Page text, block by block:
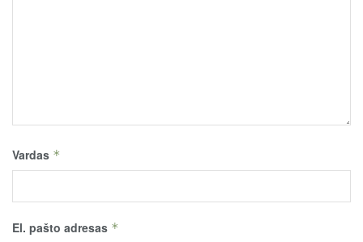
Vardas *
El. pašto adresas *